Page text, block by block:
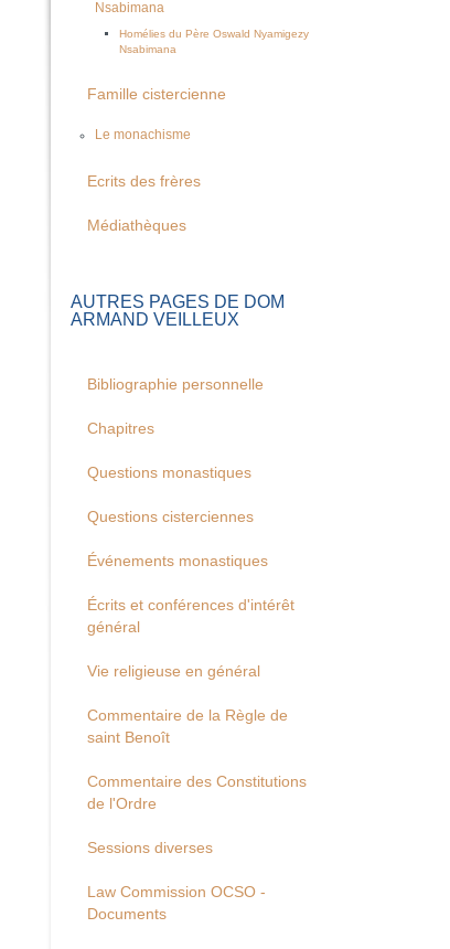
Nsabimana
Homélies du Père Oswald Nyamigezy
Nsabimana
Famille cistercienne
Le monachisme
Ecrits des frères
Médiathèques
AUTRES PAGES DE DOM
ARMAND VEILLEUX
Bibliographie personnelle
Chapitres
Questions monastiques
Questions cisterciennes
Événements monastiques
Écrits et conférences d'intérêt
général
Vie religieuse en général
Commentaire de la Règle de
saint Benoît
Commentaire des Constitutions
de l'Ordre
Sessions diverses
Law Commission OCSO -
Documents